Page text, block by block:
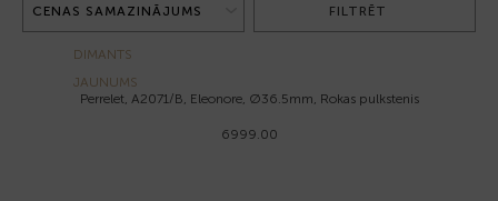
FILTRĒT
DIMANTS
JAUNUMS
Perrelet, A2071/B, Eleonore, Ø36.5mm, Rokas pulkstenis
6999.00